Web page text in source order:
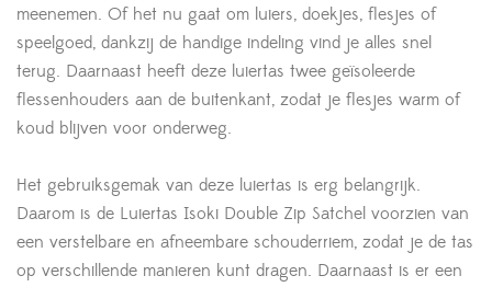
meenemen. Of het nu gaat om luiers, doekjes, flesjes of
speelgoed, dankzij de handige indeling vind je alles snel
terug. Daarnaast heeft deze luiertas twee geïsoleerde
flessenhouders aan de buitenkant, zodat je flesjes warm of
koud blijven voor onderweg.
Het gebruiksgemak van deze luiertas is erg belangrijk.
Daarom is de Luiertas Isoki Double Zip Satchel voorzien van
een verstelbare en afneembare schouderriem, zodat je de tas
op verschillende manieren kunt dragen. Daarnaast is er een